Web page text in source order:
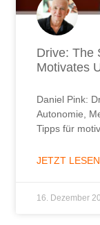
Drive: The
Motivates
Daniel Pink:
Autonomie,
Tipps für
JETZT
16. Dezember